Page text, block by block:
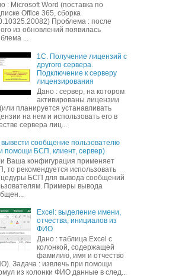
: Microsoft Word (поставка по
Office 365, сборка
Проблема : после
из обновлений появилась
...
1С. Получение лицензий с
другого сервера.
Подключение к серверу
лицензирования
Дано : сервер, на котором
активированы лицензии
планируется устанавливать
на нем и использовать его в
сервера лиц...
сообщение пользователю
помощи БСП, клиент, сервер)
Ваша конфигурация применяет
то рекомендуется использовать
БСП для вывода сообщений
Примеры вывода
Excel: выделение имени,
отчества, инициалов из
ФИО
Дано : таблица Excel с
колонкой, содержащей
фамилию, имя и отчество
Задача : извлечь при помощи
из колонки ФИО данные в след...